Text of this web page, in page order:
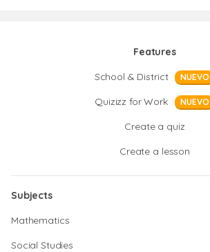
Features
School & District
NUEVO
Quizizz for Work NUEVO
Create a quiz
Create a lesson
Subjects
Mathematics
Social Studies